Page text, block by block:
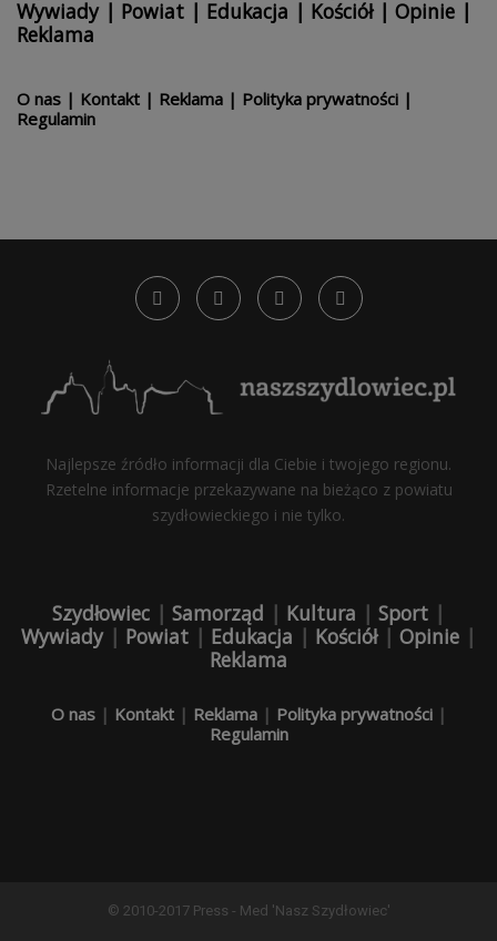
Wywiady| Powiat | Edukacja | Kościół| Opinie |
Reklama
O nas | Kontakt | Reklama | Polityka prywatności |
Regulamin
Najlepsze źródło informacji dla Ciebie i twojego regionu.
Rzetelne informacje przekazywane na bieżąco z powiatu
szydłowieckiego i nie tylko.
Szydłowiec | Samorząd | Kultura | Sport |
Wywiady| Powiat | Edukacja | Kościół| Opinie |
Reklama
O nas| Kontakt| Reklama| Polityka prywatności|
Regulamin
© 2010-2017 Press - Med 'Nasz Szydłowiec'